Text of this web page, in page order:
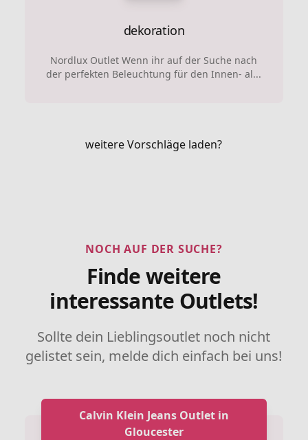
dekoration
Nordlux Outlet Wenn ihr auf der Suche nach
der perfekten Beleuchtung für den Innen- al...
weitere Vorschläge laden?
NOCH AUF DER SUCHE?
Finde weitere
interessante Outlets!
Sollte dein Lieblingsoutlet noch nicht
gelistet sein, melde dich einfach bei uns!
Calvin Klein Jeans Outlet in
Gloucester